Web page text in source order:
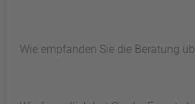
Wie empfanden Sie die Beratung